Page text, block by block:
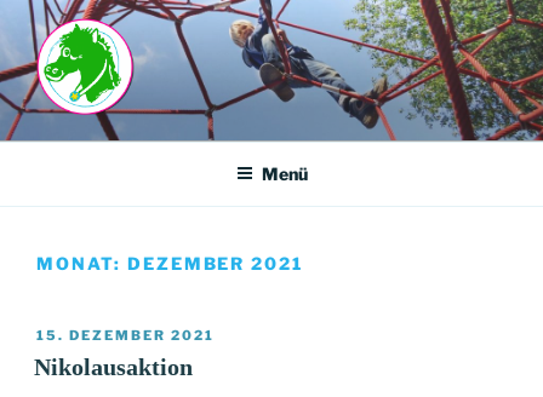
Zum
Inhalt
springen
GRUNDSCHULE-
ISLANDSTRASSE
Menü
MONAT: DEZEMBER 2021
VERÖFFENTLICHT
AM
15. DEZEMBER 2021
Nikolausaktion